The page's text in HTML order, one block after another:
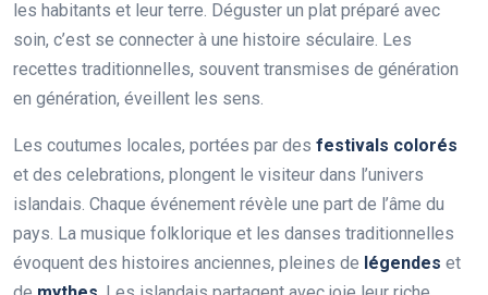
les habitants et leur terre. Déguster un plat préparé avec
soin, c’est se connecter à une histoire séculaire. Les
recettes traditionnelles, souvent transmises de génération
en génération, éveillent les sens.
Les coutumes locales, portées par des festivals colorés
et des celebrations, plongent le visiteur dans l’univers
islandais. Chaque événement révèle une part de l’âme du
pays. La musique folklorique et les danses traditionnelles
évoquent des histoires anciennes, pleines de légendes et